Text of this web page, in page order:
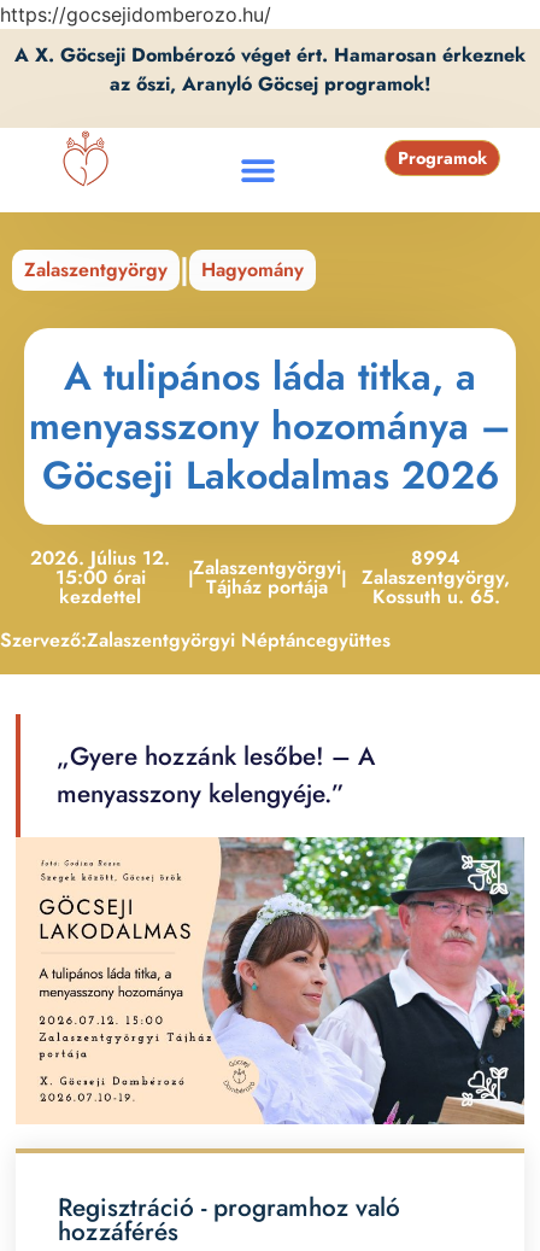
https://gocsejidomberozo.hu/
A X. Göcseji Dombérozó véget ért. Hamarosan érkeznek
az őszi, Aranyló Göcsej programok!
Programok
Zalaszentgyörgy | Hagyomány
A tulipános láda titka, a
menyasszony hozománya –
Göcseji Lakodalmas 2026
2026. Július 12.
15:00 órai
kezdettel
|Zalaszentgyörgyi
Tájház portája |
8994
Zalaszentgyörgy,
Kossuth u. 65.
Szervező:Zalaszentgyörgyi Néptáncegyüttes
„Gyere hozzánk lesőbe! – A
menyasszony kelengyéje.”
Regisztráció - programhoz való
hozzáférés